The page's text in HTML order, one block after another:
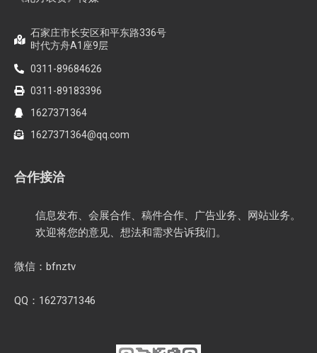
石家庄市长安区和平东路336号
时代方舟A1座9层
0311-89684626
0311-89183396
1627371364
1627371364@qq.com
合作接洽
信息发布、会展合作、稿件合作、广告业务、网站业务。
欢迎将您的意见、想法和需求告诉我们。
微信：bfnztv
QQ：1627371346